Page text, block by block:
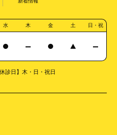
水 木 金 土 日・祝
診日】木・日・祝日